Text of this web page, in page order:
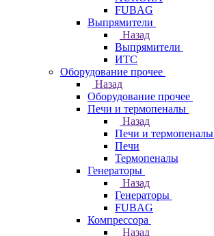
FUBAG
Выпрямители
Назад
Выпрямители
ИТС
Оборудование прочее
Назад
Оборудование прочее
Печи и термопеналы
Назад
Печи и термопеналы
Печи
Термопеналы
Генераторы
Назад
Генераторы
FUBAG
Компрессора
Назад